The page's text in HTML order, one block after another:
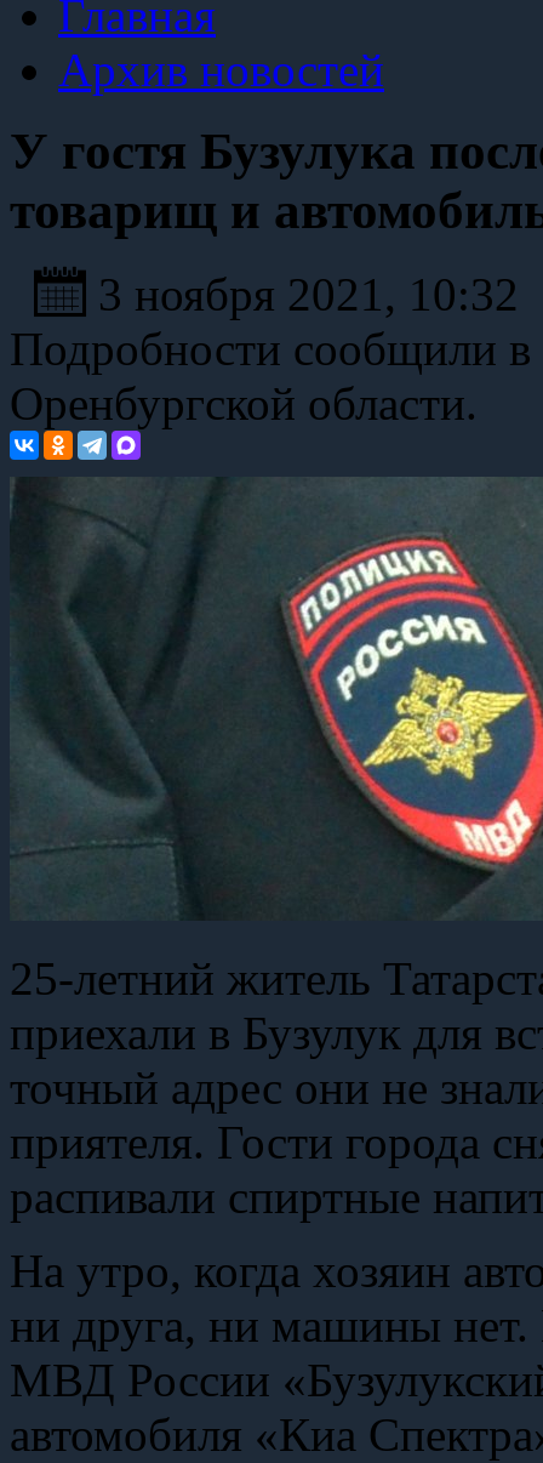
Главная
Архив новостей
У гостя Бузулука
товарищ и
3 ноября 2021, 10:32
Подробности сообщили
Оренбургской области.
25-летний житель
приехали в Бузулук для
точный адрес они не
приятеля. Гости города
распивали спиртные
На утро, когда хозяин
ни друга, ни машины
МВД России
автомобиля «Киа